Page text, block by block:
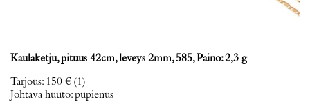
Kaulaketju, pituus 42cm, leveys 2mm, 585, Paino: 2,3 g
Tarjous: 150 € (1)
Johtava huuto:pupienus